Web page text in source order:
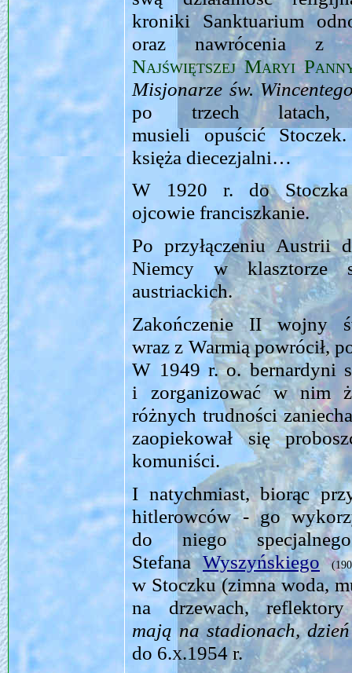
kroniki Sanktuarium
oraz nawrócenia z
Najświętszej Maryi
Misjonarze św.
po trzech
musieli opuścić
księża diecezjalni…
W 1920 r. do
ojcowie franciszkanie.
Po przyłączeniu
Niemcy w klasztorze
austriackich.
Zakończenie II wojny
wraz z Warmią powrócił,
W 1949 r. o. bernardyni
i zorganizować w nim
różnych trudności
zaopiekował się
komuniści.
I natychmiast, biorąc
hitlerowców - go
do niego
StefanaWyszyńskiego
w Stoczku (zimna woda,
na drzewach,
mają na stadionach,
do 6.x.1954r.